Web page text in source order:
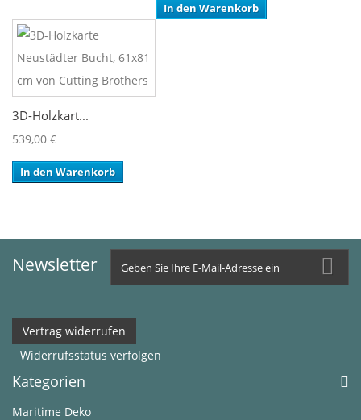
In den Warenkorb
3D-Holzkart...
539,00 €
In den Warenkorb
Newsletter
Vertrag widerrufen
Widerrufsstatus verfolgen
Kategorien
Maritime Deko